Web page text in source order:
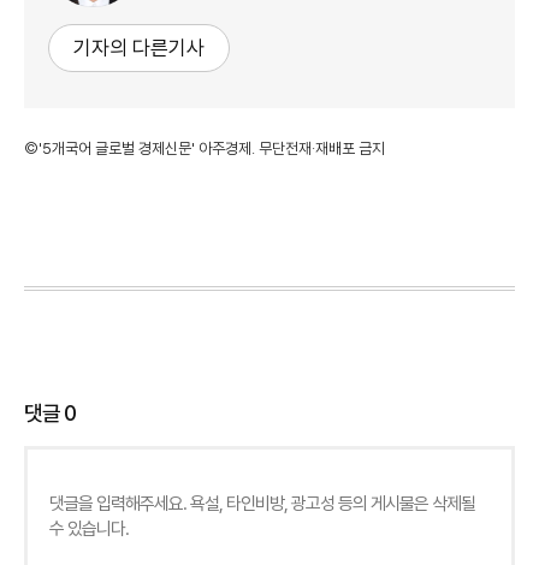
기자의 다른기사
©'5개국어 글로벌 경제신문' 아주경제. 무단전재·재배포 금지
댓글0